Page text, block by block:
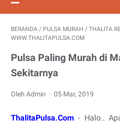
BERANDA / PULSA MURAH / THALITA
WWW.THALITAPULSA.COM
Pulsa Paling Murah di
Sekitarnya
Oleh Admin 05 Mar, 2019
ThalitaPulsa.Com - Halo..